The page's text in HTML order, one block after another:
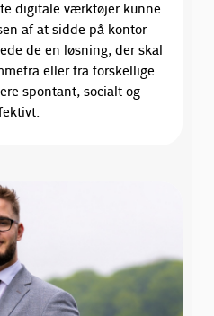
digitale værktøjer kunne
af at sidde på kontor
de en løsning, der skal
eller fra forskellige
spontant, socialt og